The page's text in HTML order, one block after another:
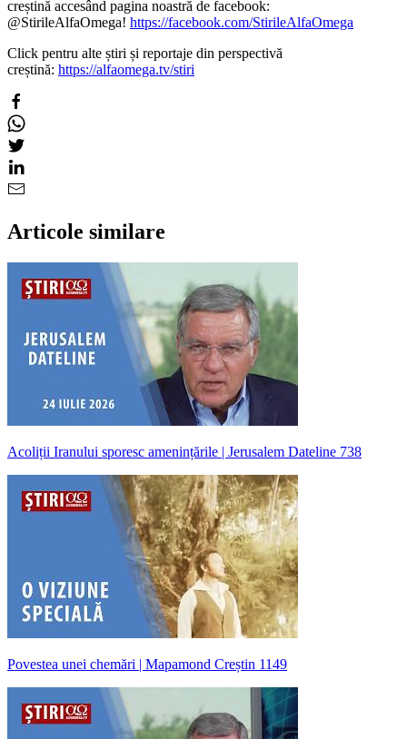
creștină accesând pagina noastră de facebook:
@StirileAlfaOmega! https://facebook.com/StirileAlfaOmega
Click pentru alte știri și reportaje din perspectivă
creștină: https://alfaomega.tv/stiri
Articole similare
Acoliții Iranului sporesc amenințările | Jerusalem Dateline 738
Povestea unei chemări | Mapamond Creștin 1149